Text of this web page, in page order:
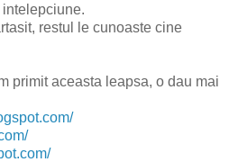
restul le cunoaste cine
primit aceasta leapsa, o dau mai